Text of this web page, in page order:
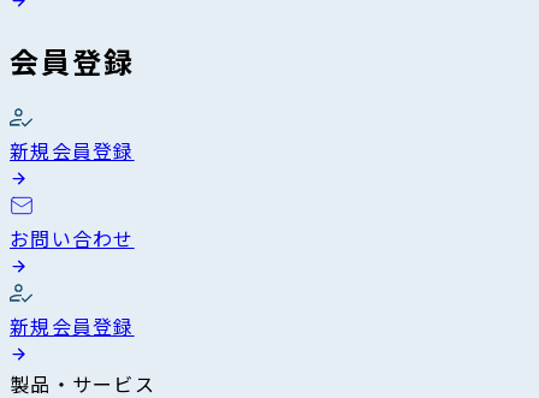
会員登録
新規会員登録
お問い合わせ
新規会員登録
製品・サービス